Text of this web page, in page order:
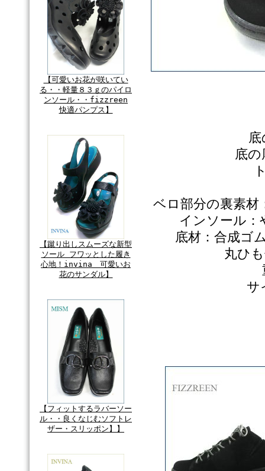
【可愛いお花が咲いてい
る・・軽量８３ｇのパイロ
ンソール・・fizzreen
快適パンプス】
【蹴り出しスムーズな新型
ソール フワッとした履き
心地！invina 可愛いお
花のサンダル】
【フィットするラバーソー
ル・・良くなじむソフトレ
ザー・スリッポン】】
底
ベロ部分の裏素
インソール
底材：合成ゴ
丸ひ
サ